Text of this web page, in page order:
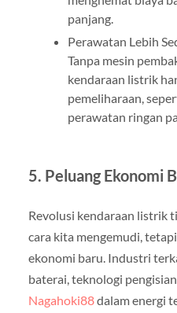
panjang.
Perawatan Lebih
Tanpa mesin
kendaraan listrik
pemeliharaan,
perawatan ringan
5. Peluang Ekonomi
Revolusi kendaraan listrik
cara kita mengemudi,
ekonomi baru. Industri
baterai, teknologi
Nagahoki88dalam energi